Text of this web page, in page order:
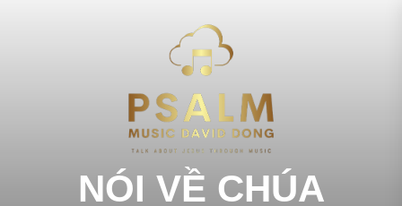
CHÚA
NÓI VỀ CHÚA